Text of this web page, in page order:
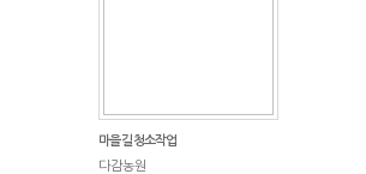
마을 길 청소작업
다감농원